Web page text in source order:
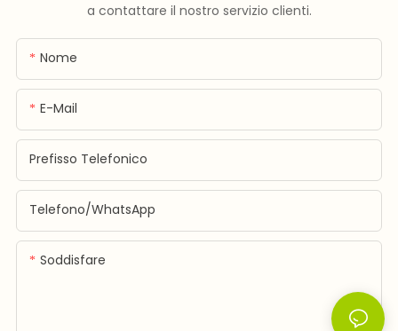
a contattare il nostro servizio clienti.
Nome
E-Mail
Prefisso Telefonico
Telefono/WhatsApp
Soddisfare